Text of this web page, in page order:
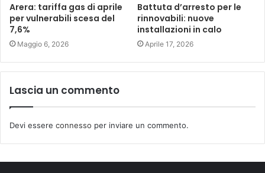
Arera: tariffa gas di aprile
per vulnerabili scesa del
7,6%
Maggio 6, 2026
Battuta d’arresto per le
rinnovabili: nuove
installazioni in calo
Aprile 17, 2026
Lascia un commento
Devi essere connesso per inviare un commento.